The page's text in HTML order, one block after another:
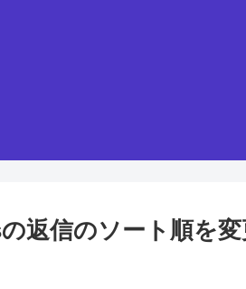
返信のソート順を
グイン